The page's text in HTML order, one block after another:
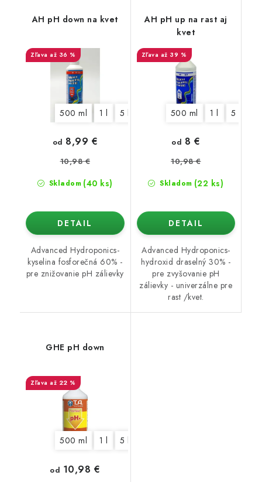
AH pH down na kvet
až 36 %
500 ml 1 l 5 l
Skladom (40 ks)
od 8,99 €
10,98 €
DETAIL
Advanced Hydroponics-
kyselina fosforečná 60% -
pre znižovanie pH zálievky
AH pH up na rast aj
kvet
až 39 %
500 ml 1 l 5 l
Skladom (22 ks)
od 8 €
10,98 €
DETAIL
Advanced Hydroponics-
hydroxid draselný 30% -
pre zvyšovanie pH
zálievky - univerzálne pre
rast /kvet.
GHE pH down
až 22 %
500 ml 1 l 5 l
od 10,98 €